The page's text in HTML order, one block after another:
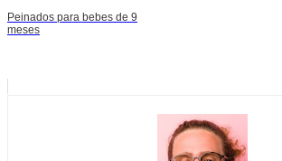
Peinados para bebes de 9
meses